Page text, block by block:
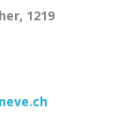
1219